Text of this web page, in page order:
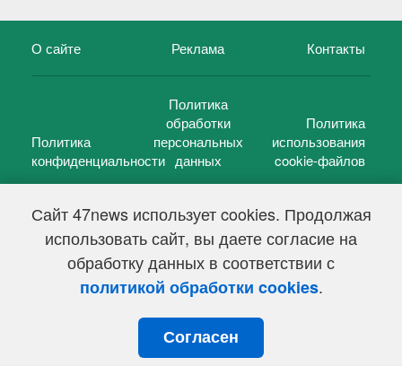
Сайт 47news использует cookies. Продолжая
использовать сайт, вы даете согласие на
обработку данных в соответствии с
политикой обработки cookies.
Согласен
О сайте Реклама Контакты
Политика
конфиденциальности
Политика
обработки
персональных
данных
Политика
использования
cookie-файлов
47 новостей (47 news)2005 — 2026 г.
Свидетельство о регистрации СМИ Эл № ФС 77-39848, выдано
Федеральной службой по надзору в сфере связи,
информационных технологий и массовых коммуникаций